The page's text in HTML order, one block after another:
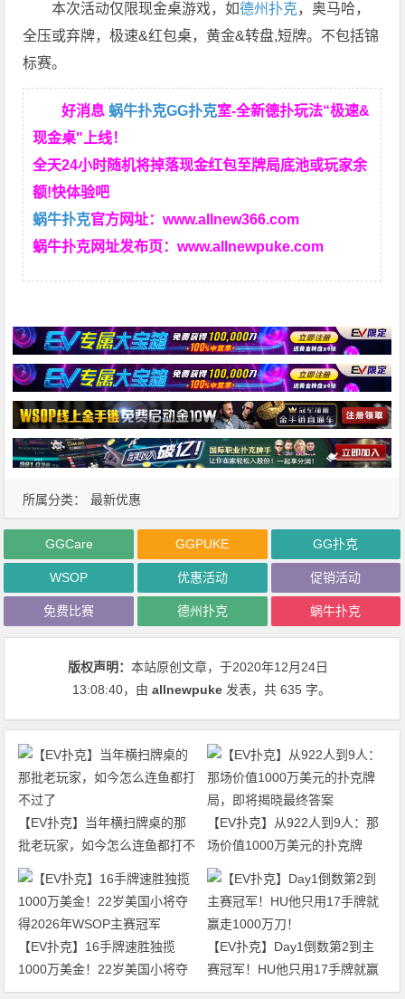
本次活动仅限现金桌游戏，如德州扑克，奥马哈，
全压或弃牌，极速&红包桌，黄金&转盘,短牌。不包括锦
标赛。
好消息 蜗牛扑克GG扑克室-全新德扑玩法“极速&
现金桌"上线！
全天24小时随机将掉落现金红包至牌局底池或玩家余
额!快体验吧
蜗牛扑克官方网址：www.allnew366.com
蜗牛扑克网址发布页：www.allnewpuke.com
所属分类： 最新优惠
GGCare GGPUKE GG扑克
WSOP 优惠活动 促销活动
免费比赛 德州扑克 蜗牛扑克
版权声明：本站原创文章，于2020年12月24日
13:08:40，由allnewpuke 发表，共 635 字。
【EV扑克】当年横扫牌桌的那
批老玩家，如今怎么连鱼都打不
过了
【EV扑克】从922人到9人：那
场价值1000万美元的扑克牌
局，即将揭晓最终答案
【EV扑克】16手牌速胜独揽
1000万美金！22岁美国小将夺
得2026年WSOP主赛冠军
【EV扑克】Day1倒数第2到主
赛冠军！HU他只用17手牌就赢
走1000万刀！